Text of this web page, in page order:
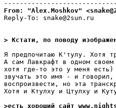
From: "Alex.Moshkov"
Reply-To: snake@2sun.ru
> Кстати, по поводу
Я предпочитаю К'тулу. Хотя
А сам Лавкрафт в одном
хотя где-то это у меня есть)
звучать это имя - и говорил,
воспроизвести, но эта
Хотя и Ктулху и Цтулху и
>есть хороший сайт